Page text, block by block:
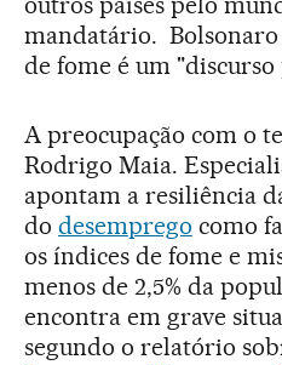
mandatário. Bolsonaro
de fome é um
A preocupação com o
Rodrigo Maia.
apontam a resiliência
do desemprego como
os índices de fome e
menos de 2,5% da
encontra em grave
segundo o relatório